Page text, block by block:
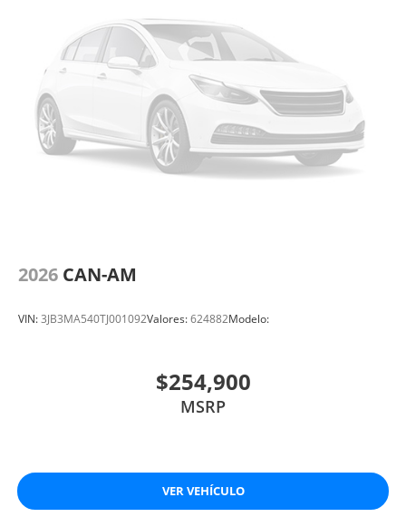
2026 CAN-AM
VIN:3JB3MA540TJ001092Valores:624882Modelo:
$254,900
MSRP
VER VEHÍCULO